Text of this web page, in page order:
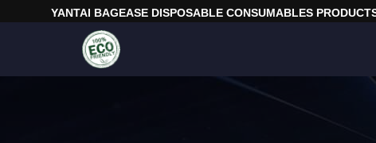
YANTAI BAGEASE DISPOSABLE CONSUMABLES